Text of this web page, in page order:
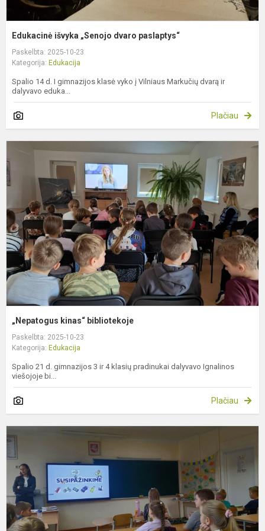
Edukacinė išvyka „Senojo dvaro paslaptys“
Paskelbta: 2025-10-23
Kategorija: Edukacija
Spalio 14 d. I gimnazijos klasė vyko į Vilniaus Markučių dvarą ir
dalyvavo eduka...
Plačiau
„Nepatogus kinas“ bibliotekoje
Paskelbta: 2025-10-23
Kategorija: Edukacija
Spalio 21 d. gimnazijos 3 ir 4 klasių pradinukai dalyvavo Ignalinos
viešojoje bi...
Plačiau